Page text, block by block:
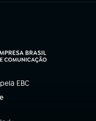
EBC